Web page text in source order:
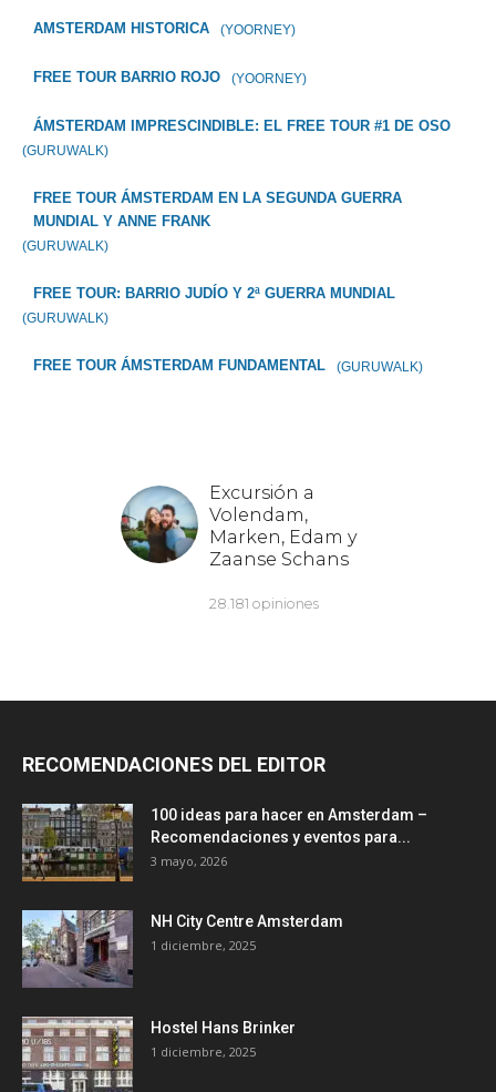
AMSTERDAM HISTORICA (YOORNEY)
FREE TOUR BARRIO ROJO (YOORNEY)
ÁMSTERDAM IMPRESCINDIBLE: EL FREE TOUR #1 DE OSO
(GURUWALK)
FREE TOUR ÁMSTERDAM EN LA SEGUNDA GUERRA
MUNDIAL Y ANNE FRANK
(GURUWALK)
FREE TOUR: BARRIO JUDÍO Y 2ª GUERRA MUNDIAL
(GURUWALK)
FREE TOUR ÁMSTERDAM FUNDAMENTAL (GURUWALK)
RECOMENDACIONES DEL EDITOR
100 ideas para hacer en Amsterdam –
Recomendaciones y eventos para...
3 mayo, 2026
NH City Centre Amsterdam
1 diciembre, 2025
Hostel Hans Brinker
1 diciembre, 2025